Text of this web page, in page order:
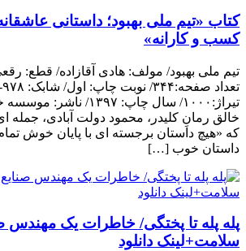
کتاب «تیم ملی بهبود؛ داستانی
کسب و کارانه»
تیم ملی بهبود/ مولف: هادی آقازاده/ قطع:
تیراژ:۱۰۰۰/ سال چاپ:
خالق رمانِ کلیدر، محمود دولت آبادی، جمله
که «هیچ داستان برجسته ای با پایان خوش
داستان خوب […]
پله پله تا پختگی/ خاطرات یک
سلامت+لینک دانلود